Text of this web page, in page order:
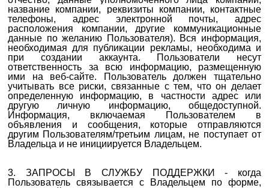
название компании, реквизиты компании, контактные
телефоны, адрес электронной почты, адрес
расположения компании, другие коммуникационные
данные по желанию Пользователя). Вся информация,
необходимая для публикации рекламы, необходима и
при создании аккаунта. Пользователи несут
ответственность за всю информацию, размещенную
ими на веб-сайте. Пользователь должен тщательно
учитывать все риски, связанные с тем, что он делает
определенную информацию, в частности адрес или
другую личную информацию, общедоступной.
Информация, включаемая Пользователем в
объявления и сообщения, которые отправляются
другим Пользователям/третьим лицам, не поступает от
Владельца и не инициируется Владельцем.
3. ЗАПРОСЫ В СЛУЖБУ ПОДДЕРЖКИ - когда
Пользователь связывается с Владельцем по форме,